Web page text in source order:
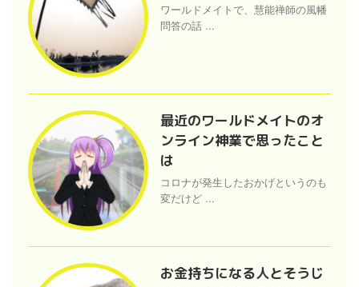
ワールドメイトで、慧能禅師の風幡
問答の話 ...
最近のワールドメイトのオ
ンライン神業で思ったこと
は
コロナが発生したおかげというのも
変だけど ...
お金持ちになる人とそうじ